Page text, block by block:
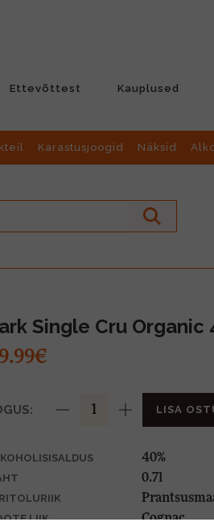
Ettevõttest Kauplused
Karastusjoogid Näksid
Single Cru Organic
LISA
40%
0.7l
LIIK Cognac